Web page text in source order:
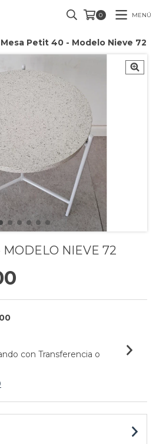
0 MENÚ
Mesa Petit 40 - Modelo Nieve 72
NIEVE 72
con Transferencia o